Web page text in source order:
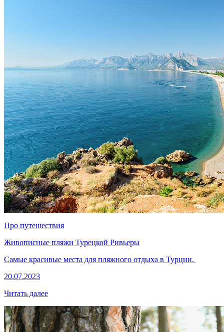
Про путешествия
Живописные пляжи Турецкой Ривьеры
Самые красивые места для пляжного отдыха в Турции.
20.07.2023
Читать далее